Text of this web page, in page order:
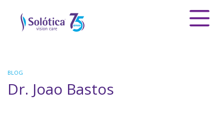
BLOG
Dr. Joao Bastos